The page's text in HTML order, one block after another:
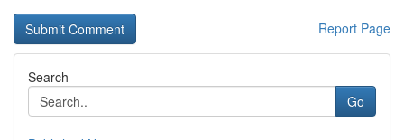
Report Page
Search
Go